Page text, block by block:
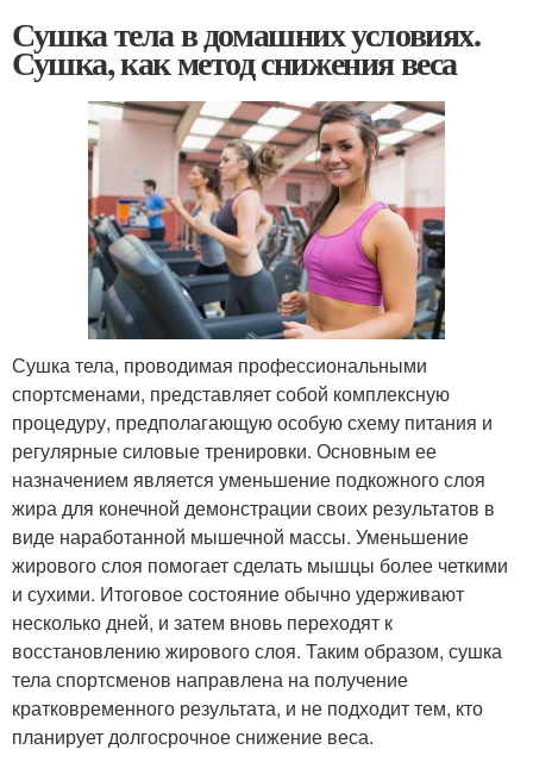
Сушка тела в домашних условиях.
Сушка, как метод снижения веса
Сушка тела, проводимая профессиональными
спортсменами, представляет собой комплексную
процедуру, предполагающую особую схему питания и
регулярные силовые тренировки. Основным ее
назначением является уменьшение подкожного слоя
жира для конечной демонстрации своих результатов в
виде наработанной мышечной массы. Уменьшение
жирового слоя помогает сделать мышцы более четкими
и сухими. Итоговое состояние обычно удерживают
несколько дней, и затем вновь переходят к
восстановлению жирового слоя. Таким образом, сушка
тела спортсменов направлена на получение
кратковременного результата, и не подходит тем, кто
планирует долгосрочное снижение веса.